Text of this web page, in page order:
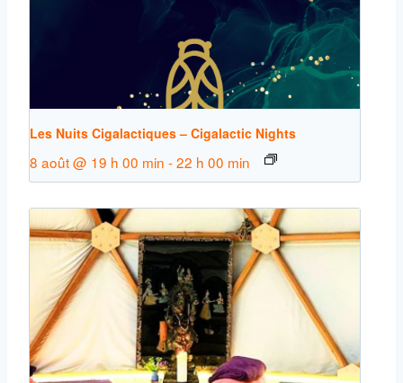
Les Nuits Cigalactiques – Cigalactic Nights
8 août @ 19 h 00 min -22 h 00 min